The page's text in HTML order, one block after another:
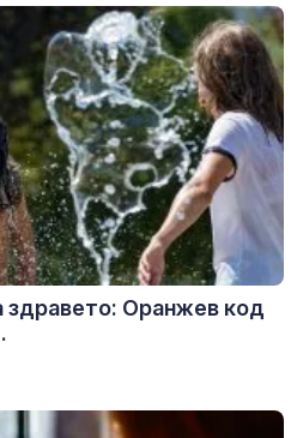
здравето: Оранжев код